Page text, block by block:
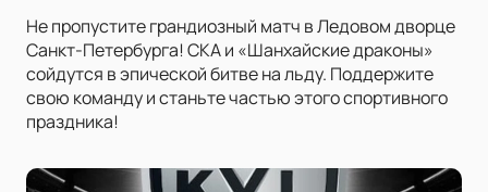
Не пропустите грандиозный матч в Ледовом дворце
Санкт-Петербурга! СКА и «Шанхайские драконы»
сойдутся в эпической битве на льду. Поддержите
свою команду и станьте частью этого спортивного
праздника!